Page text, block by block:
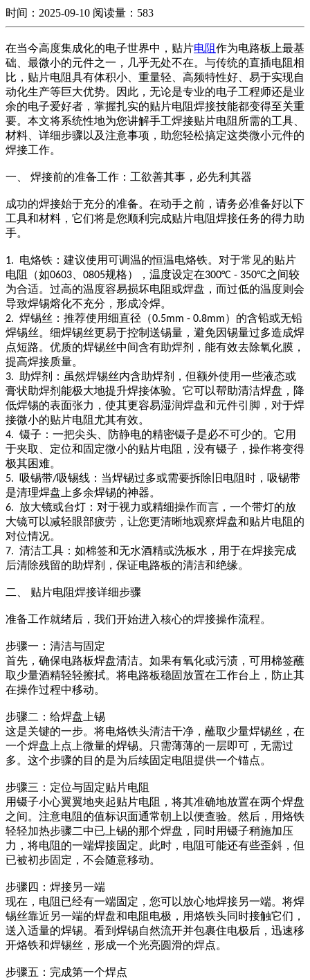
时间：2025-09-10 阅读量：583
在当今高度集成化的电子世界中，贴片电阻作为电路板上最基
础、最微小的元件之一，几乎无处不在。与传统的直插电阻相
比，贴片电阻具有体积小、重量轻、高频特性好、易于实现自
动化生产等巨大优势。因此，无论是专业的电子工程师还是业
余的电子爱好者，掌握扎实的贴片电阻焊接技能都变得至关重
要。本文将系统性地为您讲解手工焊接贴片电阻所需的工具、
材料、详细步骤以及注意事项，助您轻松搞定这类微小元件的
焊接工作。
一、 焊接前的准备工作：工欲善其事，必先利其器
成功的焊接始于充分的准备。在动手之前，请务必准备好以下
工具和材料，它们将是您顺利完成贴片电阻焊接任务的得力助
手。
1. 电烙铁：建议使用可调温的恒温电烙铁。对于常见的贴片
电阻（如0603 0805规格），温度设定在300°C - 350°C之间较
为合适。过高的温度容易损坏电阻或焊盘，而过低的温度则会
导致焊锡熔化不充分，形成冷焊。
2. 焊锡丝：推荐使用细直径（0.5mm - 0.8mm）的含铅或无铅
焊锡丝。细焊锡丝更易于控制送锡量，避免因锡量过多造成焊
点短路。优质的焊锡丝中间含有助焊剂，能有效去除氧化膜，
提高焊接质量。
3.
助焊剂：虽然焊锡丝内含助焊剂，但额外使用一些液态或
膏状助焊剂能极大地提升焊接体验。它可以帮助清洁焊盘，降
低焊锡的表面张力，使其更容易湿润焊盘和元件引脚，对于焊
接微小的贴片电阻尤其有效。
4. 镊子：一把尖头、防静电的精密镊子是必不可少的。它用
于夹取、定位和固定微小的贴片电阻，没有镊子，操作将变得
极其困难。
5. 吸锡带/吸锡线：当焊锡过多或需要拆除旧电阻时，吸锡带
是清理焊盘上多余焊锡的神器。
6. 放大镜或台灯：对于视力或精细操作而言，一个带灯的放
大镜可以减轻眼部疲劳，让您更清晰地观察焊盘和贴片电阻的
对位情况。
7. 清洁工具：如棉签和无水酒精或洗板水，用于在焊接完成
后清除残留的助焊剂，保证电路板的清洁和绝缘。
二、 贴片电阻焊接详细步骤
准备工作就绪后，我们开始进入核心的焊接操作流程。
步骤一：清洁与固定
首先，确保电路板焊盘清洁。如果有氧化或污渍，可用棉签蘸
取少量酒精轻轻擦拭。将电路板稳固放置在工作台上，防止其
在操作过程中移动。
步骤二：给焊盘上锡
这是关键的一步。将电烙铁头清洁干净，蘸取少量焊锡丝，在
一个焊盘上点上微量的焊锡。只需薄薄的一层即可，无需过
多。这个步骤的目的是为后续固定电阻提供一个锚点。
步骤三：定位与固定贴片电阻
用镊子小心翼翼地夹起贴片电阻，将其准确地放置在两个焊盘
之间。注意电阻的值标识面通常朝上以便查验。然后，用烙铁
轻轻加热步骤二中已上锡的那个焊盘，同时用镊子稍施加压
力，将电阻的一端焊接固定。此时，电阻可能还有些歪斜，但
已被初步固定，不会随意移动。
步骤四：焊接另一端
现在，电阻已经有一端固定，您可以放心地焊接另一端。将焊
锡丝靠近另一端的焊盘和电阻电极，用烙铁头同时接触它们，
送入适量的焊锡。看到焊锡自然流开并包裹住电极后，迅速移
开烙铁和焊锡丝，形成一个光亮圆滑的焊点。
步骤五：完成第一个焊点